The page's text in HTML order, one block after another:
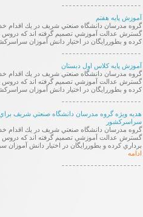
----------------------
آموزش پایه هفتم
گروه مدرسان دانشگاه صنعتي شريف در يك اقدام
گسترش عدالت آموزشي تصميم گرفته اند كه دروس
كرده و بطوررايگان در اختيار دانش آموزان
----------------------
آموزش پایه کلاس اول دبستان
گروه مدرسان دانشگاه صنعتي شريف در يك اقدام
گسترش عدالت آموزشي تصميم گرفته اند كه دروس
كرده و بطوررايگان در اختيار دانش آموزان
----------------------
هديه ويژه گروه مدرسان دانشگاه صنعتي شريف
سراسركشور
گروه مدرسان دانشگاه صنعتي شريف در يك اقدام
گسترش عدالت آموزشي تصميم گرفته اند كه دروس
برداري كرده و بطوررايگان در اختيار دانش آموزان
ادامه
----------------------